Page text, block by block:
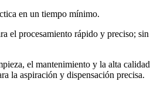
en un tiempo mínimo.
el procesamiento rápido y preciso; sin
el mantenimiento y la alta calidad
la aspiración y dispensación precisa.